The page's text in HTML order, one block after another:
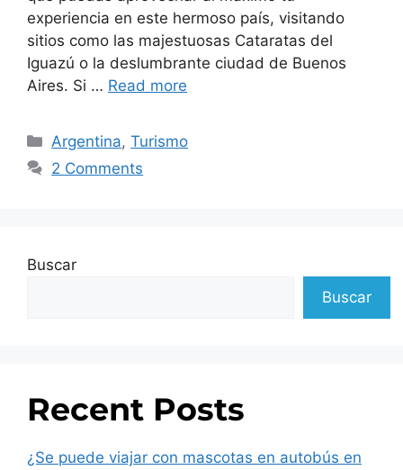
experiencia en este hermoso país, visitando
sitios como las majestuosas Cataratas del
Iguazú o la deslumbrante ciudad de Buenos
Aires. Si … Read more
Argentina,Turismo
2 Comments
Buscar
Buscar
Recent Posts
¿Se puede viajar con mascotas en autobús en